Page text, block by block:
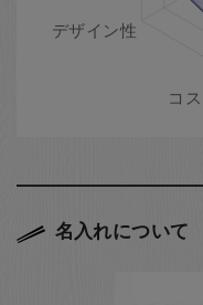
名入れについて